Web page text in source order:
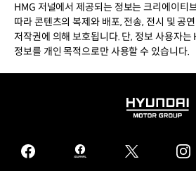
HMG 저널에서 제공되는 정보는 크리에이티
따라 콘텐츠의 복제와 배포, 전송, 전시 및 공
저작권에 의해 보호됩니다. 단, 정보 사용자는
정보를 개인 목적으로만 사용할 수 있습니다.
HYUNDAI
GROUP
facebook
hmg
twitter